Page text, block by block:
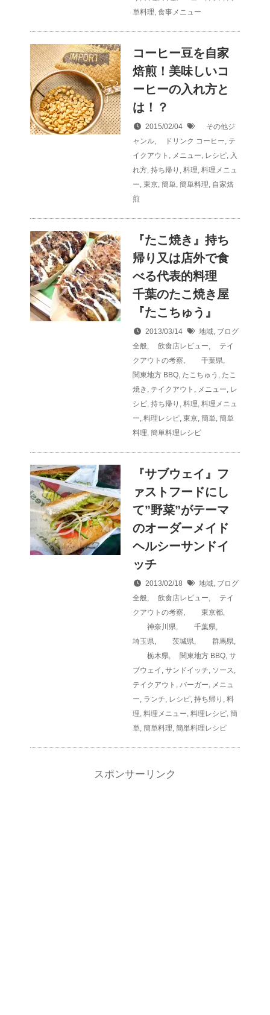
単料理, 食事メニュー
コーヒー豆を自家
焙煎！美味しいコ
ーヒーの入れ方と
は！？
2015/02/04
その他ジ
ャンル, ドリンク コーヒー, テ
イクアウト , メニュー, レシピ, 入
れ方, 持ち帰り , 料理, 料理メニュ
ー, 東京, 簡単, 簡単料理, 自家焙
煎
『たこ焼き』持ち
帰り又は店外で食
べる代表的料理
千葉のたこ焼き屋
『たこちゅう』
2013/03/14 地域, ブログ
全般, 飲食店レビュー,
テイ
クアウトの考察, 千葉県,
関東地方 BBQ, たこちゅう , たこ
焼き , テイクアウト , メニュー, レ
シピ, 持ち帰り , 料理, 料理メニュ
ー, 料理レシピ, 東京, 簡単, 簡単
料理, 簡単料理レシピ
『サブウェイ』フ
ァストフードにし
て”野菜”がテーマ
のオーダーメイド
ヘルシーサンドイ
ッチ
2013/02/18 地域, ブログ
全般, 飲食店レビュー,
テイ
クアウトの考察, 東京都,
神奈川県, 千葉県,
埼玉県, 茨城県, 群馬県,
栃木県, 関東地方 BBQ, サ
ブウェイ , サンドイッチ, ソース,
テイクアウト , バーガー, メニュ
ー, ランチ, レシピ, 持ち帰り , 料
理, 料理メニュー, 料理レシピ, 簡
単, 簡単料理, 簡単料理レシピ
スポンサーリンク